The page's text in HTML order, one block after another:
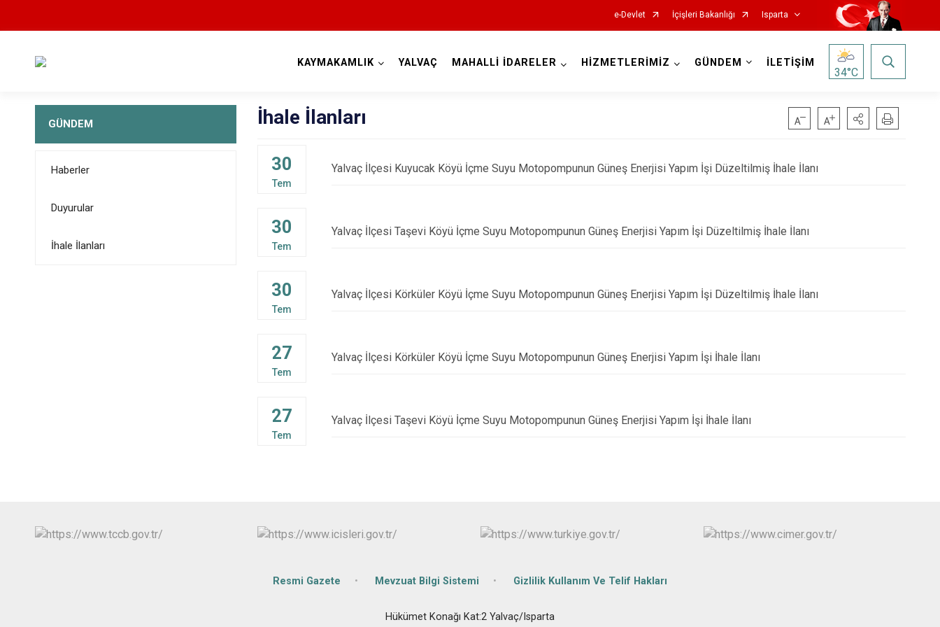
e-Devlet İçişleri Bakanlığı Isparta
Atabey
Gönen
Şarkikaraağaç
Senirkent
Aksu
KAYMAKAMLIK YALVAÇ MAHALLİ İDARELER HİZMETLERİMİZ GÜNDEM İLETİŞİM
34°C
GÜNDEM
Haberler
Duyurular
İhale İlanları
İhale İlanları
30
Tem
Yalvaç İlçesi Kuyucak Köyü İçme Suyu Motopompunun Güneş Enerjisi Yapım İşi Düzeltilmiş İhale İlanı
30
Tem
Yalvaç İlçesi Taşevi Köyü İçme Suyu Motopompunun Güneş Enerjisi Yapım İşi Düzeltilmiş İhale İlanı
30
Tem
Yalvaç İlçesi Körküler Köyü İçme Suyu Motopompunun Güneş Enerjisi Yapım İşi Düzeltilmiş İhale İlanı
27
Tem
Yalvaç İlçesi Körküler Köyü İçme Suyu Motopompunun Güneş Enerjisi Yapım İşi İhale İlanı
27
Tem
Yalvaç İlçesi Taşevi Köyü İçme Suyu Motopompunun Güneş Enerjisi Yapım İşi İhale İlanı
Resmi Gazete Mevzuat Bilgi Sistemi Gizlilik Kullanım Ve Telif Hakları
Hükümet Konağı Kat:2 Yalvaç/Isparta